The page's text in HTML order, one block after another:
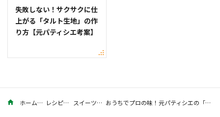
失敗しない！サクサクに仕
上がる「タルト生地」の作
り方【元パティシエ考案】
ホーム レシピ スイーツ おうちでプロの味！元パティシエの「クレープシュゼット」のレシピ